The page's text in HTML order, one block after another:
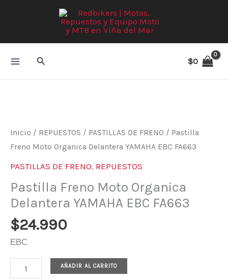
Buscar $0
Inicio / REPUESTOS / PASTILLAS DE FRENO / Pastilla
Freno Moto Organica Delantera YAMAHA EBC FA663
PASTILLAS DE FRENO, REPUESTOS
Pastilla Freno Moto Organica
Delantera YAMAHA EBC FA663
$24.990
EBC
Organica
Delantera
EBC
FA663
cantidad
AÑADIR AL CARRITO